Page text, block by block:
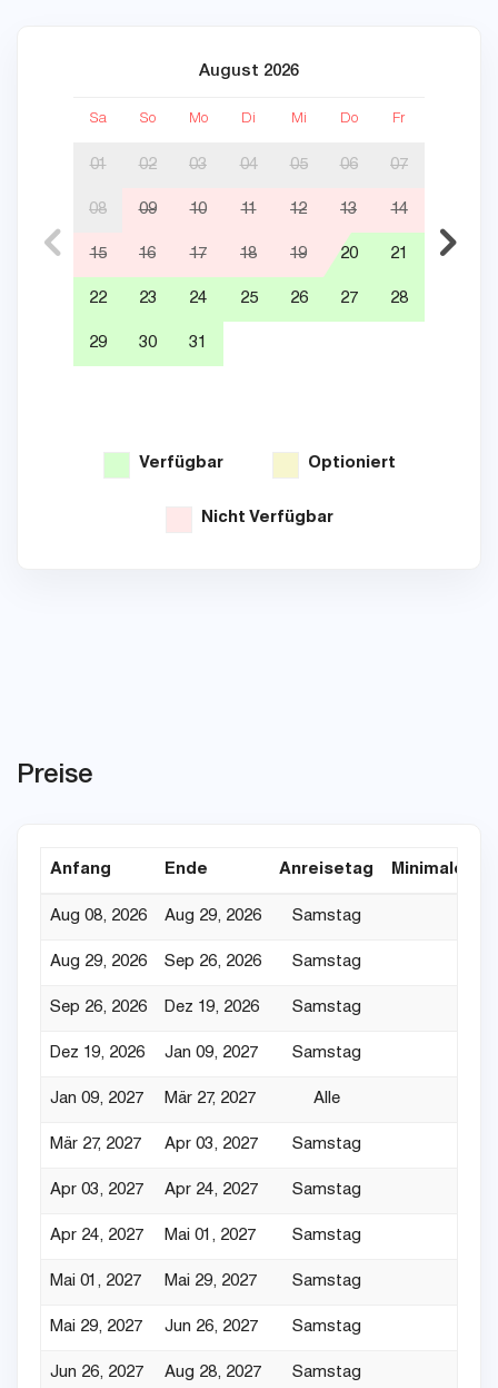
August 2026
Sa So Mo Di Mi Do Fr
01 02 03 04 05 06 07
08 09 10 11 12 13 14
15 16 17 18 19 20 21
22 23 24 25 26 27 28
29 30 31
Verfügbar Optioniert
Nicht Verfügbar
Preise
Anfang Ende Anreisetag Minimaler
Aug 08, 2026 Aug 29, 2026 Samstag
Aug 29, 2026 Sep 26, 2026 Samstag
Sep 26, 2026 Dez 19, 2026 Samstag
Dez 19, 2026 Jan 09, 2027 Samstag
Jan 09, 2027 Mär 27, 2027 Alle
Mär 27, 2027 Apr 03, 2027 Samstag
Apr 03, 2027 Apr 24, 2027 Samstag
Apr 24, 2027 Mai 01, 2027 Samstag
Mai 01, 2027 Mai 29, 2027 Samstag
Mai 29, 2027 Jun 26, 2027 Samstag
Jun 26, 2027 Aug 28, 2027 Samstag